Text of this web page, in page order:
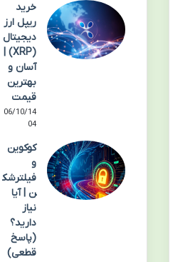
خرید
ریپل ارز
دیجیتال
(XRP) |
آسان و
بهترین
قیمت
06/10/14
04
کوکوین
و
فیلترشک
ن | آیا
نیاز
دارید؟
(پاسخ
قطعی)